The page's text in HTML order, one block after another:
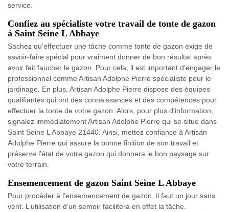
service.
Confiez au spécialiste votre travail de tonte de gazon
à Saint Seine L Abbaye
Sachez qu'effectuer une tâche comme tonte de gazon exige de
savoir-faire spécial pour vraiment donner de bon résultat après
avoir fait faucher le gazon. Pour cela, il est important d'engager le
professionnel comme Artisan Adolphe Pierre spécialiste pour le
jardinage. En plus, Artisan Adolphe Pierre dispose des équipes
qualifiantes qui ont des connaissances et des compétences pour
effectuer la tonte de votre gazon. Alors, pour plus d'information,
signalez immédiatement Artisan Adolphe Pierre qui se situe dans
Saint Seine L Abbaye 21440. Ainsi, mettez confiance à Artisan
Adolphe Pierre qui assure la bonne finition de son travail et
préserve l'état de votre gazon qui donnera le bon paysage sur
votre terrain.
Ensemencement de gazon Saint Seine L Abbaye
Pour procéder à l’ensemencement de gazon, il faut un jour sans
vent. L’utilisation d’un semoir facilitera en effet la tâche.